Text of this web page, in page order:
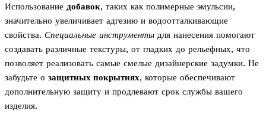
Использование добавок, таких как полимерные эмульсии,
значительно увеличивает адгезию и водоотталкивающие
свойства. Специальные инструменты для нанесения помогают
создавать различные текстуры, от гладких до рельефных, что
позволяет реализовать самые смелые дизайнерские задумки. Не
забудьте о защитных покрытиях, которые обеспечивают
дополнительную защиту и продлевают срок службы вашего
изделия.